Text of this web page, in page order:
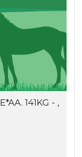
141KG - ,